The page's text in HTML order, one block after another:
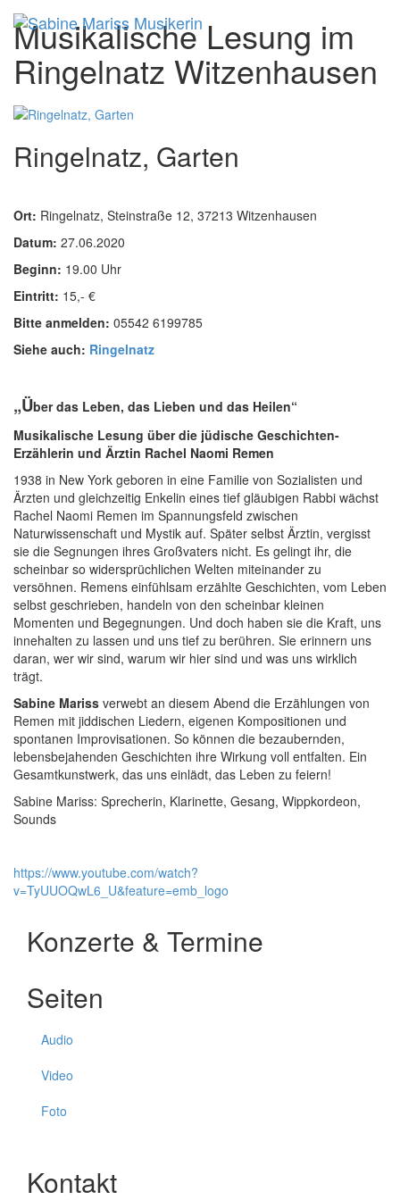
Musikalische Lesung im
Ringelnatz Witzenhausen
Ringelnatz, Garten
Ort: Ringelnatz, Steinstraße 12, 37213 Witzenhausen
Datum: 27.06.2020
Beginn: 19.00 Uhr
Eintritt: 15,- €
Bitte anmelden: 05542 6199785
Siehe auch: Ringelnatz
„Über das Leben, das Lieben und das Heilen“
Musikalische Lesung über die jüdische Geschichten-
Erzählerin und Ärztin Rachel Naomi Remen
1938 in New York geboren in eine Familie von Sozialisten und
Ärzten und gleichzeitig Enkelin eines tief gläubigen Rabbi wächst
Rachel Naomi Remen im Spannungsfeld zwischen
Naturwissenschaft und Mystik auf. Später selbst Ärztin, vergisst
sie die Segnungen ihres Großvaters nicht. Es gelingt ihr, die
scheinbar so widersprüchlichen Welten miteinander zu
versöhnen. Remens einfühlsam erzählte Geschichten, vom Leben
selbst geschrieben, handeln von den scheinbar kleinen
Momenten und Begegnungen. Und doch haben sie die Kraft, uns
innehalten zu lassen und uns tief zu berühren. Sie erinnern uns
daran, wer wir sind, warum wir hier sind und was uns wirklich
trägt.
Sabine Mariss verwebt an diesem Abend die Erzählungen von
Remen mit jiddischen Liedern, eigenen Kompositionen und
spontanen Improvisationen. So können die bezaubernden,
lebensbejahenden Geschichten ihre Wirkung voll entfalten. Ein
Gesamtkunstwerk, das uns einlädt, das Leben zu feiern!
Sabine Mariss: Sprecherin, Klarinette, Gesang, Wippkordeon,
Sounds
https://www.youtube.com/watch?
v=TyUUOQwL6_U&feature=emb_logo
Konzerte & Termine
Seiten
Audio
Video
Foto
Kontakt